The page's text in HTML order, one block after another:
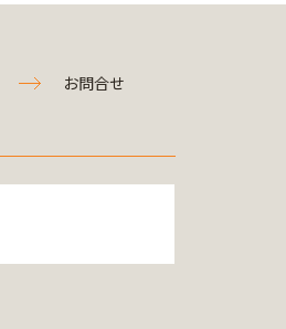
お問合せ